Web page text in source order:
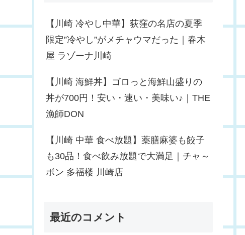
【川崎 冷やし中華】荻窪の名店の夏季
限定”冷やし”がメチャウマだった｜春木
屋 ラゾーナ川崎
【川崎 海鮮丼】ゴロっと海鮮山盛りの
丼が700円！安い・速い・美味い♪｜THE
漁師DON
【川崎 中華 食べ放題】薬膳麻婆も餃子
も30品！食べ飲み放題で大満足｜チャ～
ボン 多福楼 川崎店
最近のコメント